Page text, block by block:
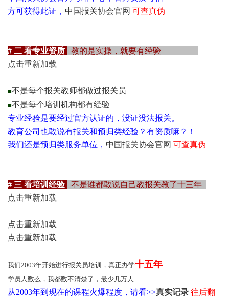
方可获得此证， 中国报关协会官网 可查真伪
# 二 看专业资质
教的是实操，就要有经验
点击重新加载
■不是每个报关教师都做过报关员
■不是每个培训机构都有经验
专业经验是要经过官方认证的，没证没法报关。
教育公司也敢说有报关和预归类经验？有资质嘛？！
我们还是预归类服务单位， 中国报关协会官网 可查真伪
# 三 看培训经验
不是谁都敢说自己教报关教了十三年
点击重新加载
点击重新加载
点击重新加载
我们2003年开始进行报关员培训，真正办学十五年
学员人数么，我都数不清楚了，最少几万人
从2003年到现在的课程火爆程度，请看>>真实记录 往后翻